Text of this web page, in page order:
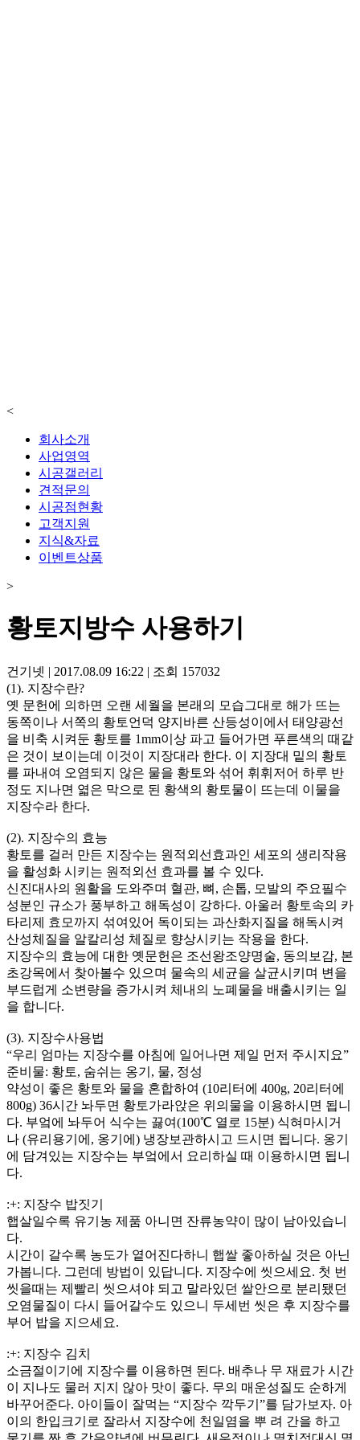
<
회사소개
사업영역
시공갤러리
견적문의
시공점현황
고객지원
지식&자료
이벤트상품
>
황토지방수 사용하기
건기넷 | 2017.08.09 16:22 | 조회 157032
(1). 지장수란?
옛 문헌에 의하면 오랜 세월을 본래의 모습그대로 해가 뜨는
동쪽이나 서쪽의 황토언덕 양지바른 산등성이에서 태양광선
을 비축 시켜둔 황토를 1mm이상 파고 들어가면 푸른색의 때같
은 것이 보이는데 이것이 지장대라 한다. 이 지장대 밑의 황토
를 파내여 오염되지 않은 물을 황토와 섞어 휘휘저어 하루 반
정도 지나면 엷은 막으로 된 황색의 황토물이 뜨는데 이물을
지장수라 한다.
(2). 지장수의 효능
황토를 걸러 만든 지장수는 원적외선효과인 세포의 생리작용
을 활성화 시키는 원적외선 효과를 볼 수 있다.
신진대사의 원활을 도와주며 혈관, 뼈, 손톱, 모발의 주요필수
성분인 규소가 풍부하고 해독성이 강하다. 아울러 황토속의 카
타리제 효모까지 섞여있어 독이되는 과산화지질을 해독시켜
산성체질을 알칼리성 체질로 향상시키는 작용을 한다.
지장수의 효능에 대한 옛문헌은 조선왕조양명술, 동의보감, 본
초강목에서 찾아볼수 있으며 물속의 세균을 살균시키며 변을
부드럽게 소변량을 증가시켜 체내의 노폐물을 배출시키는 일
을 합니다.
(3). 지장수사용법
“우리 엄마는 지장수를 아침에 일어나면 제일 먼저 주시지요”
준비물: 황토, 숨쉬는 옹기, 물, 정성
약성이 좋은 황토와 물을 혼합하여 (10리터에 400g, 20리터에
800g) 36시간 놔두면 황토가라앉은 위의물을 이용하시면 됩니
다. 부엌에 놔두어 식수는 끓여(100℃ 열로 15분) 식혀마시거
나 (유리용기에, 옹기에) 냉장보관하시고 드시면 됩니다. 옹기
에 담겨있는 지장수는 부엌에서 요리하실 때 이용하시면 됩니
다.
:+: 지장수 밥짓기
햅살일수록 유기농 제품 아니면 잔류농약이 많이 남아있습니
다.
시간이 갈수록 농도가 옅어진다하니 햅쌀 좋아하실 것은 아닌
가봅니다. 그런데 방법이 있답니다. 지장수에 씻으세요. 첫 번
씻을때는 제빨리 씻으셔야 되고 말라있던 쌀안으로 분리됐던
오염물질이 다시 들어갈수도 있으니 두세번 씻은 후 지장수를
부어 밥을 지으세요.
:+: 지장수 김치
소금절이기에 지장수를 이용하면 된다. 배추나 무 재료가 시간
이 지나도 물러 지지 않아 맛이 좋다. 무의 매운성질도 순하게
바꾸어준다. 아이들이 잘먹는 “지장수 깍두기”를 담가보자. 아
이의 한입크기로 잘라서 지장수에 천일염을 뿌 려 간을 하고